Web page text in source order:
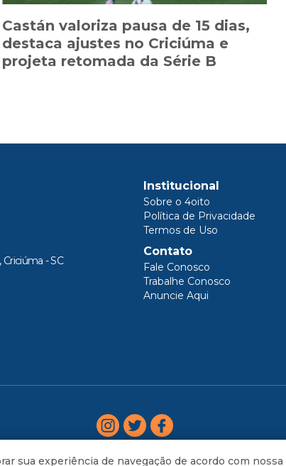
Castán valoriza pausa de 15 dias,
destaca ajustes no Criciúma e
projeta retomada da Série B
Criciúma - SC
Institucional
Sobre o 4oito
Política de Privacidade
Termos de Uso
Contato
Fale Conosco
Trabalhe Conosco
Anuncie Aqui
sua experiência de navegação de acordo com nossa